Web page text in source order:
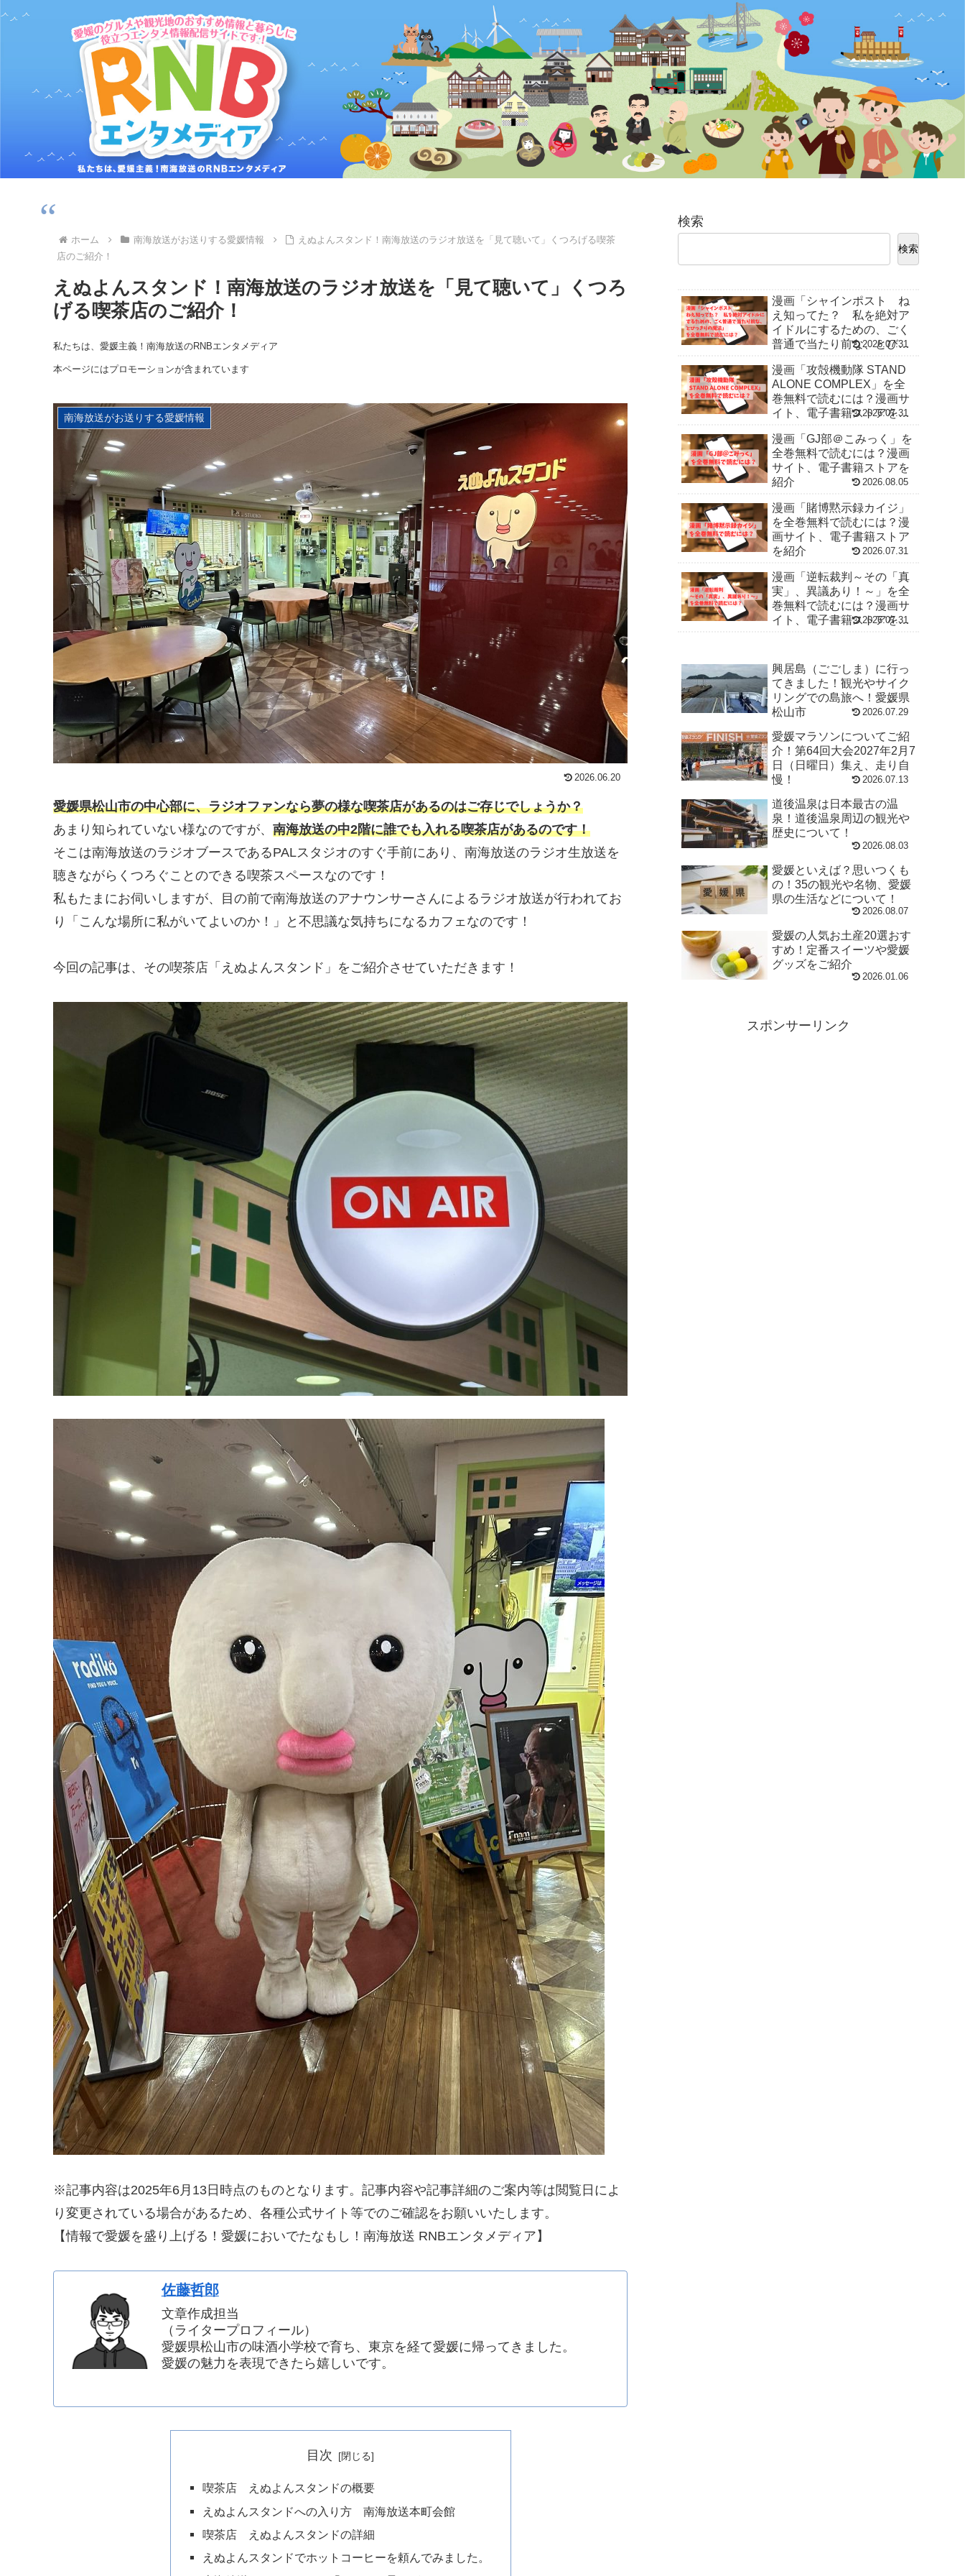
ホーム 南海放送がお送りする愛媛情報
えぬよんスタンド！南海放送のラジオ放送を「見て聴いて」くつろげる喫茶
店のご紹介！
えぬよんスタンド！南海放送のラジオ放送を「見て聴いて」くつろ
げる喫茶店のご紹介！
私たちは、愛媛主義！南海放送のRNBエンタメディア
本ページにはプロモーションが含まれています
南海放送がお送りする愛媛情報
2026.06.20
愛媛県松山市の中心部に、ラジオファンなら夢の様な喫茶店があるのはご存じでしょうか？
あまり知られていない様なのですが、 南海放送の中2階に誰でも入れる喫茶店があるのです！
そこは南海放送のラジオブースであるPALスタジオのすぐ手前にあり、南海放送のラジオ生放送を
聴きながらくつろぐことのできる喫茶スペースなのです！
私もたまにお伺いしますが、目の前で南海放送のアナウンサーさんによるラジオ放送が行われてお
り「こんな場所に私がいてよいのか！」と不思議な気持ちになるカフェなのです！
今回の記事は、その喫茶店「えぬよんスタンド」をご紹介させていただきます！
※記事内容は2025年6月13日時点のものとなります。記事内容や記事詳細のご案内等は閲覧日によ
り変更されている場合があるため、各種公式サイト等でのご確認をお願いいたします。
【情報で愛媛を盛り上げる！愛媛においでたなもし！南海放送 RNBエンタメディア】
佐藤哲郎
文章作成担当
（ライタープロフィール）
愛媛県松山市の味酒小学校で育ち、東京を経て愛媛に帰ってきました。
愛媛の魅力を表現できたら嬉しいです。
目次
喫茶店 えぬよんスタンドの概要
えぬよんスタンドへの入り方 南海放送本町会館
喫茶店 えぬよんスタンドの詳細
えぬよんスタンドでホットコーヒーを頼んでみました。
検索
検索
漫画「シャインポスト ね
え知ってた？ 私を絶対ア
イドルにするための、ごく
普通で当たり前な、とびっ
読むには？漫画サイト、電
子書籍ストアを紹介
2026.07.31
漫画「攻殻機動隊 STAND
ALONE COMPLEX」を全
巻無料で読むには？漫画サ
イト、電子書籍ストアを紹
2026.07.31
漫画「GJ部＠こみっく」を
全巻無料で読むには？漫画
サイト、電子書籍ストアを
紹介
2026.08.05
漫画「賭博黙示録カイジ」
を全巻無料で読むには？漫
画サイト、電子書籍ストア
を紹介
2026.07.31
漫画「逆転裁判～その「真
実」、異議あり！～」を全
巻無料で読むには？漫画サ
イト、電子書籍ストアを紹
2026.07.31
興居島（ごごしま）に行っ
てきました！観光やサイク
リングでの島旅へ！愛媛県
松山市
2026.07.29
愛媛マラソンについてご紹
介！第64回大会2027年2月7
日（日曜日）集え、走り自
慢！
2026.07.13
道後温泉は日本最古の温
泉！道後温泉周辺の観光や
歴史について！
2026.08.03
愛媛といえば？思いつくも
の！35の観光や名物、愛媛
県の生活などについて！
2026.08.07
愛媛の人気お土産20選おす
すめ！定番スイーツや愛媛
グッズをご紹介
2026.01.06
スポンサーリンク